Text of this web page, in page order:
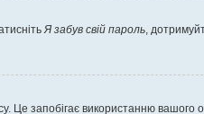
Я забув свій пароль ,
Це запобігає використанню вашого